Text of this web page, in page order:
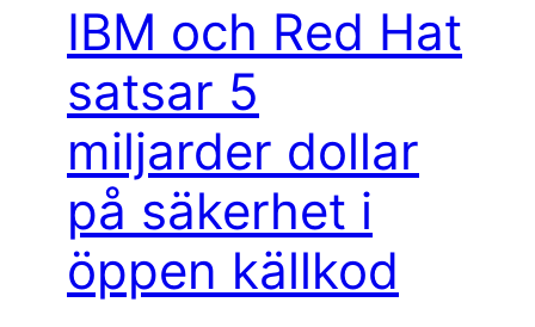
IBM och Red Hat
satsar 5
miljarder dollar
på säkerhet i
öppen källkod